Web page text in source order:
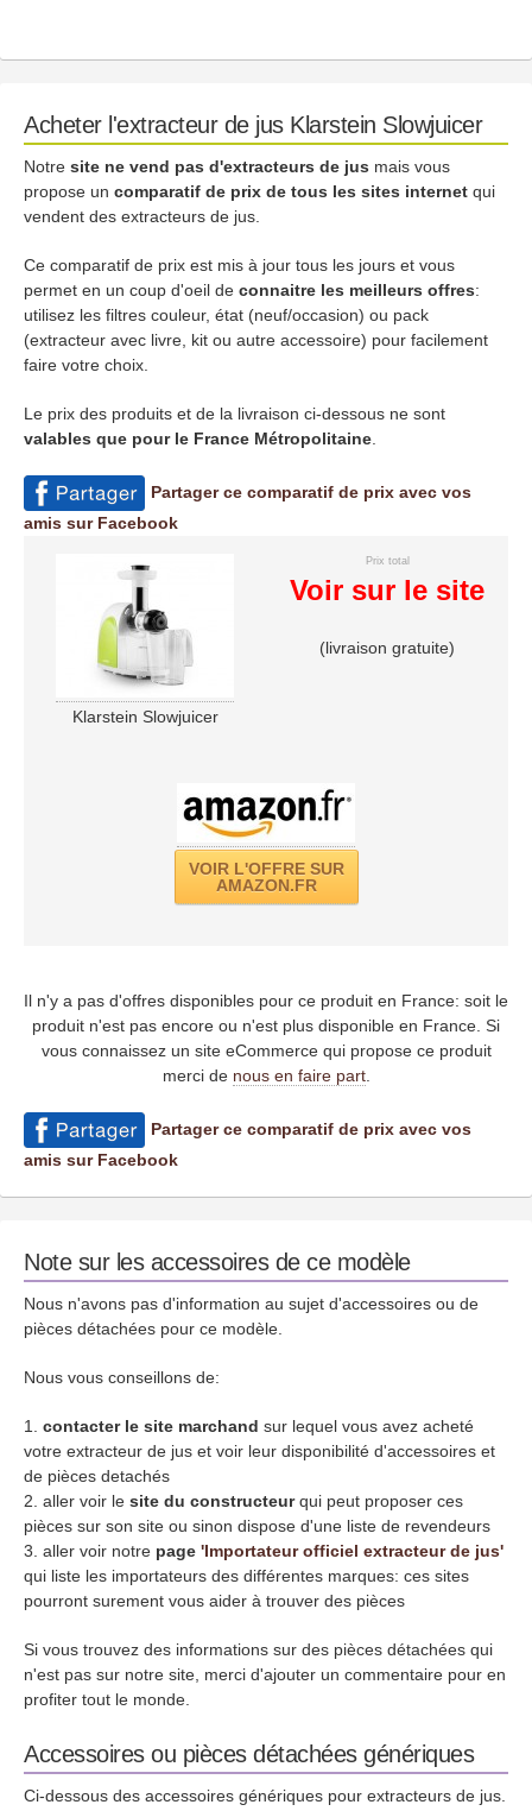
Acheter l'extracteur de jus Klarstein Slowjuicer
Notre site ne vend pas d'extracteurs de jus mais vous
propose un comparatif de prix de tous les sites internet qui
vendent des extracteurs de jus.
Ce comparatif de prix est mis à jour tous les jours et vous
permet en un coup d'oeil de connaitre les meilleurs offres:
utilisez les filtres couleur, état (neuf/occasion) ou pack
(extracteur avec livre, kit ou autre accessoire) pour facilement
faire votre choix.
Le prix des produits et de la livraison ci-dessous ne sont
valables que pour le France Métropolitaine
Partager ce comparatif de prix avec vos
amis sur Facebook
Klarstein Slowjuicer
Prix total
Voir sur le site
(livraison gratuite)
VOIR L'OFFRE SUR
AMAZON.FR
Il n'y a pas d'offres disponibles pour ce produit en France: soit le
produit n'est pas encore ou n'est plus disponible en France. Si
vous connaissez un site eCommerce qui propose ce produit
merci de nous en faire part.
Partager ce comparatif de prix avec vos
amis sur Facebook
Note sur les accessoires de ce modèle
Nous n'avons pas d'information au sujet d'accessoires ou de
pièces détachées pour ce modèle.
Nous vous conseillons de:
contacter le site marchand sur lequel vous avez acheté
votre extracteur de jus et voir leur disponibilité d'accessoires et
de pièces detachés
aller voir le site du constructeurqui peut proposer ces
pièces sur son site ou sinon dispose d'une liste de revendeurs
aller voir notre page 'Importateur officiel extracteur de jus'
qui liste les importateurs des différentes marques: ces sites
pourront surement vous aider à trouver des pièces
Si vous trouvez des informations sur des pièces détachées qui
n'est pas sur notre site, merci d'ajouter un commentaire pour en
profiter tout le monde.
Accessoires ou pièces détachées génériques
Ci-dessous des accessoires génériques pour extracteurs de jus.